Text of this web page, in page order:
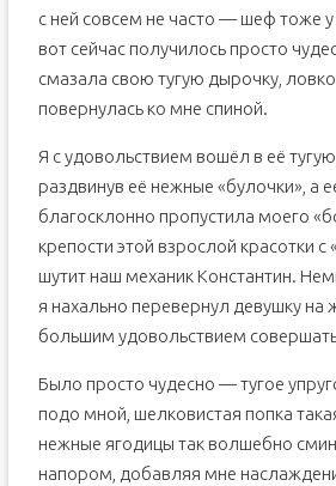
с ней совсем не часто — шеф тоже
вот сейчас получилось просто
смазала свою тугую дырочку,
повернулась ко мне спиной.
Я с удовольствием вошёл в её
раздвинув её нежные «булочки», а
благосклонно пропустила моего
крепости этой взрослой красотки с
шутит наш механик Константин.
я нахально перевернул девушку на
большим удовольствием
Было просто чудесно — тугое
подо мной, шелковистая попка
нежные ягодицы так волшебно
напором, добавляя мне